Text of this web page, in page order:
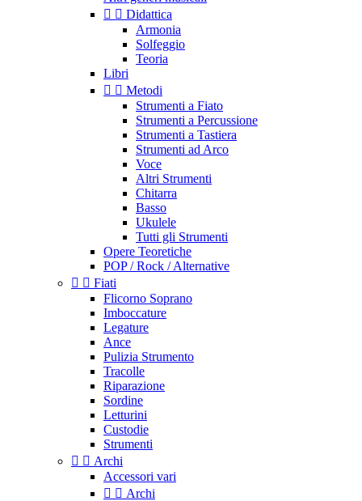
  Didattica
Armonia
Solfeggio
Teoria
Libri
  Metodi
Strumenti a Fiato
Strumenti a Percussione
Strumenti a Tastiera
Strumenti ad Arco
Voce
Altri Strumenti
Chitarra
Basso
Ukulele
Tutti gli Strumenti
Opere Teoretiche
POP / Rock / Alternative
  Fiati
Flicorno Soprano
Imboccature
Legature
Ance
Pulizia Strumento
Tracolle
Riparazione
Sordine
Letturini
Custodie
Strumenti
  Archi
Accessori vari
  Archi